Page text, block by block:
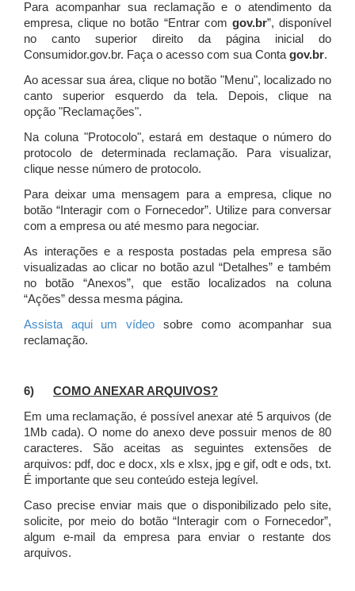
Para acompanhar sua reclamação e o atendimento da
empresa, clique no botão “Entrar com gov.br”, disponível
no canto superior direito da página inicial do
Consumidor.gov.br. Faça o acesso com sua Contagov.br.
Ao acessar sua área, clique no botão "Menu", localizado no
canto superior esquerdo da tela. Depois, clique na
opção "Reclamações".
Na coluna "Protocolo", estará em destaque o número do
protocolo de determinada reclamação. Para visualizar,
clique nesse número de protocolo.
Para deixar uma mensagem para a empresa, clique no
botão “Interagir com o Fornecedor”. Utilize para conversar
com a empresa ou até mesmo para negociar.
As interações e a resposta postadas pela empresa são
visualizadas ao clicar no botão azul “Detalhes” e também
no botão “Anexos”, que estão localizados na coluna
“Ações” dessa mesma página.
Assista aqui um vídeo sobre como acompanhar sua
reclamação.
6) COMO ANEXAR ARQUIVOS?
Em uma reclamação, é possível anexar até 5 arquivos (de
1Mb cada). O nome do anexo deve possuir menos de 80
caracteres. São aceitas as seguintes extensões de
arquivos: pdf, doc e docx, xls e xlsx, jpg e gif, odt e ods, txt.
É importante que seu conteúdo esteja legível.
Caso precise enviar mais que o disponibilizado pelo site,
solicite, por meio do botão “Interagir com o Fornecedor”,
algum e-mail da empresa para enviar o restante dos
arquivos.